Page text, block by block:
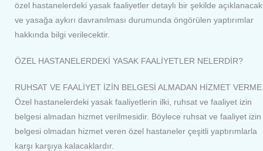
özel hastanelerdeki yasak faaliyetler detaylı bir şekilde açıklanacak
ve yasağa aykırı davranılması durumunda öngörülen yaptırımlar
hakkında bilgi verilecektir.
ÖZEL HASTANELERDEKİ YASAK FAALİYETLER NELERDİR?
RUHSAT VE FAALİYET İZİN BELGESİ ALMADAN HİZMET VERME
Özel hastanelerdeki yasak faaliyetlerin ilki, ruhsat ve faaliyet izin
belgesi almadan hizmet verilmesidir. Böylece ruhsat ve faaliyet izin
belgesi olmadan hizmet veren özel hastaneler çeşitli yaptırımlarla
karşı karşıya kalacaklardır.